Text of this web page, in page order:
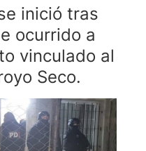
inició tras
ocurrido a
vinculado al
Seco.